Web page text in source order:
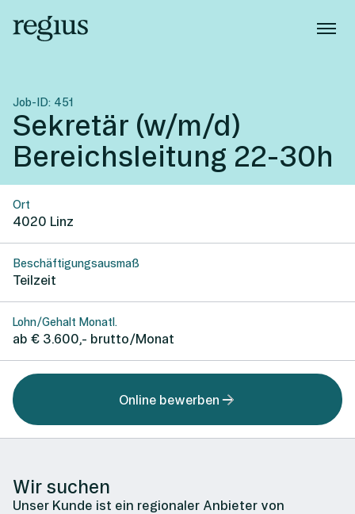
Job-ID: 451
Sekretär (w/m/d)
Bereichsleitung 22-30h
Ort
4020 Linz
Beschäftigungsausmaß
Teilzeit
Lohn/Gehalt Monatl.
ab € 3.600,- brutto/Monat
Online bewerben
Wir suchen
Unser Kunde ist ein regionaler Anbieter von